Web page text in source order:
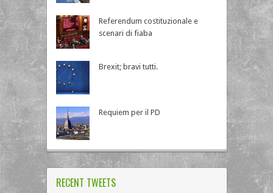
Referendum costituzionale e
scenari di fiaba
Brexit; bravi tutti.
Requiem per il PD
RECENT TWEETS